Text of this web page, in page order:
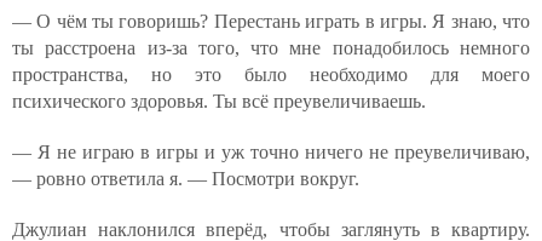
— О чём ты говоришь? Перестань играть в игры. Я знаю, что
ты расстроена из-за того, что мне понадобилось немного
пространства, но это было необходимо для моего
психического здоровья. Ты всё преувеличиваешь.
— Я не играю в игры и уж точно ничего не преувеличиваю,
— ровно ответила я. — Посмотри вокруг.
Джулиан наклонился вперёд, чтобы заглянуть в квартиру.